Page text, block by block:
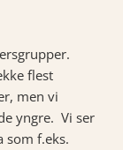
flest
men vi
yngre. Vi ser
som f.eks.